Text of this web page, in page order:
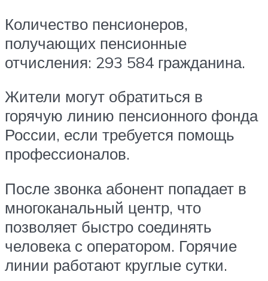
Количество пенсионеров,
получающих пенсионные
отчисления: 293 584 гражданина.
Жители могут обратиться в
горячую линию пенсионного фонда
России, если требуется помощь
профессионалов.
После звонка абонент попадает в
многоканальный центр, что
позволяет быстро соединять
человека с оператором. Горячие
линии работают круглые сутки.